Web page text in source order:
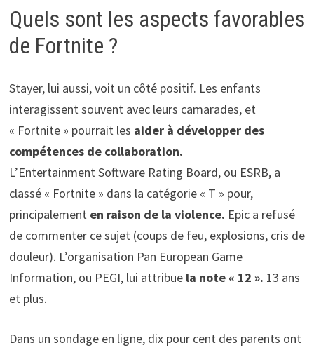
Quels sont les aspects favorables
de Fortnite ?
Stayer, lui aussi, voit un côté positif. Les enfants
interagissent souvent avec leurs camarades, et
« Fortnite » pourrait les aider à développer des
compétences de collaboration.
L’Entertainment Software Rating Board, ou ESRB, a
classé « Fortnite » dans la catégorie « T » pour,
principalement en raison de la violence. Epic a refusé
de commenter ce sujet (coups de feu, explosions, cris de
douleur). L’organisation Pan European Game
Information, ou PEGI, lui attribuela note « 12 ». 13 ans
et plus.
Dans un sondage en ligne, dix pour cent des parents ont